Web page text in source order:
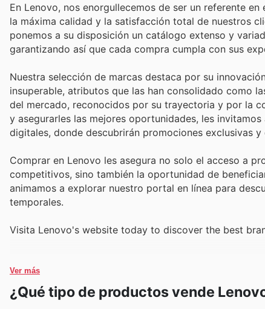
En Lenovo, nos enorgullecemos de ser un referente
la máxima calidad y la satisfacción total de nuestros
ponemos a su disposición un catálogo extenso y
garantizando así que cada compra cumpla con sus
Nuestra selección de marcas destaca por su
insuperable, atributos que las han consolidado como
del mercado, reconocidos por su trayectoria y por la
y asegurarles las mejores oportunidades, les
digitales, donde descubrirán promociones exclusivas
Comprar en Lenovo les asegura no solo el acceso a
competitivos, sino también la oportunidad de
animamos a explorar nuestro portal en línea para
temporales.
Visita Lenovo's website today to discover the best
Ver más
¿Qué tipo de productos vende